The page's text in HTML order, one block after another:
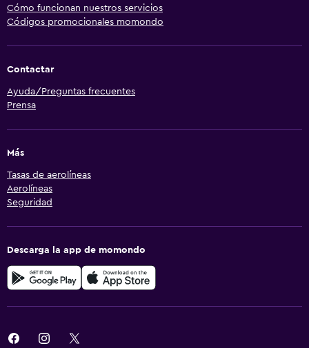
Cómo funcionan nuestros servicios
Códigos promocionales momondo
Contactar
Ayuda/Preguntas frecuentes
Prensa
Más
Tasas de aerolíneas
Aerolíneas
Seguridad
Descarga la app de momondo